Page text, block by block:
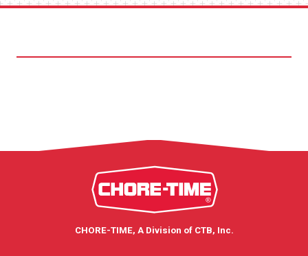
CHORE-TIME, A Division of CTB, Inc.